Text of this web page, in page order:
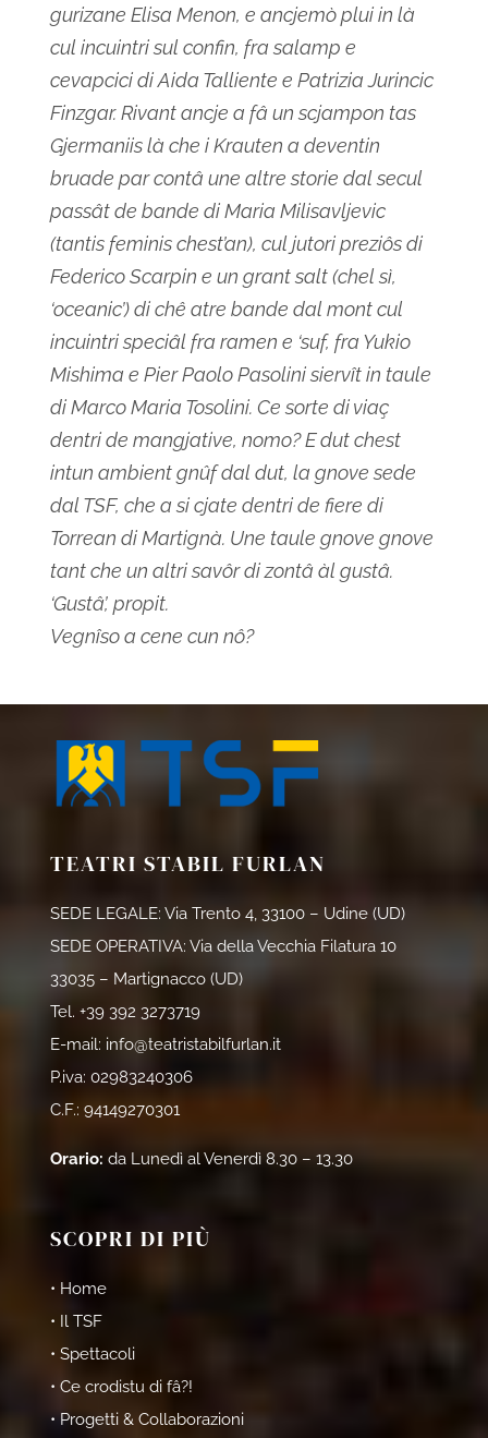
gurizane Elisa Menon, e ancjemò plui in là
cul incuintri sul confin, fra salamp e
cevapcici di Aida Talliente e Patrizia Jurincic
Finzgar. Rivant ancje a fâ un scjampon tas
Gjermaniis là che i Krauten a deventin
bruade par contâ une altre storie dal secul
passât de bande di Maria Milisavljevic
(tantis feminis chest’an), cul jutori preziôs di
Federico Scarpin e un grant salt (chel sì,
‘oceanic’) di chê atre bande dal mont cul
incuintri speciâl fra ramen e ‘suf, fra Yukio
Mishima e Pier Paolo Pasolini siervît in taule
di Marco Maria Tosolini. Ce sorte di viaç
dentri de mangjative, nomo? E dut chest
intun ambient gnûf dal dut, la gnove sede
dal TSF, che a si cjate dentri de fiere di
Torrean di Martignà. Une taule gnove gnove
tant che un altri savôr di zontâ àl gustâ.
‘Gustâ’, propit.
Vegnîso a cene cun nô?
TEATRI STABIL FURLAN
SEDE LEGALE: Via Trento 4, 33100 – Udine (UD)
SEDE OPERATIVA: Via della Vecchia Filatura 10
33035 – Martignacco (UD)
Tel. +39 392 3273719
E-mail: info@teatristabilfurlan.it
P.iva: 02983240306
C.F.: 94149270301
Orario: da Lunedì al Venerdì 8.30 – 13.30
SCOPRI DI PIÙ
• Home
• Il TSF
• Spettacoli
• Ce crodistu di fâ?!
• Progetti & Collaborazioni